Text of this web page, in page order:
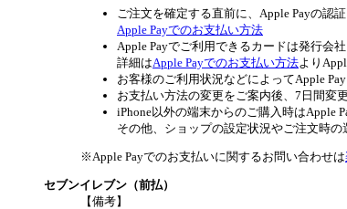
ご注文を確定する直前に、Apple Payの認
Apple Payでのお支払い方法
Apple Payでご利用できるカードは発行会
詳細はApple Payでのお支払い方法より
お客様のご利用状況などによってApple
お支払い方法の変更をご案内後、7日間変
iPhone以外の端末からのご購入時はApple
その他、ショップの設定状況やご注文時の
※Apple Payでのお支払いに関するお問い合わせは
セブンイレブン（前払）
【備考】